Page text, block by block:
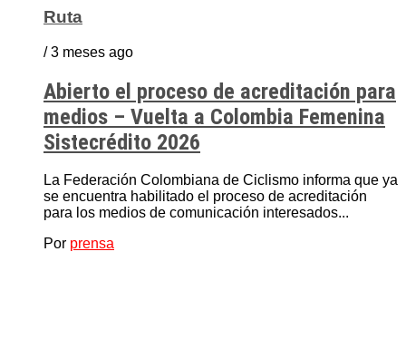
Ruta
/ 3 meses ago
Abierto el proceso de acreditación para
medios – Vuelta a Colombia Femenina
Sistecrédito 2026
La Federación Colombiana de Ciclismo informa que ya
se encuentra habilitado el proceso de acreditación
para los medios de comunicación interesados...
Por prensa